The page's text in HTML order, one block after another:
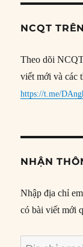
NCQT
Theo dõi
viết mới và các
https://t.me/
NHẬN
Nhập địa chỉ
có bài viết mới
Địa